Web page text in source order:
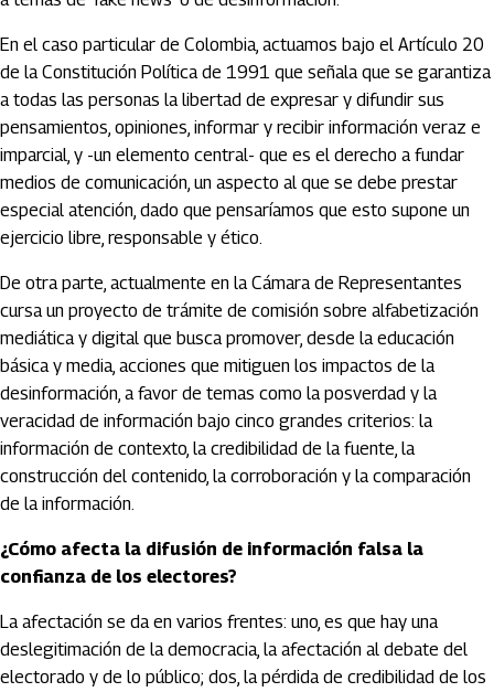
En el caso particular de Colombia, actuamos bajo el Artículo 20
de la Constitución Política de 1991 que señala que se garantiza
a todas las personas la libertad de expresar y difundir sus
pensamientos, opiniones, informar y recibir información veraz e
imparcial, y -un elemento central- que es el derecho a fundar
medios de comunicación, un aspecto al que se debe prestar
especial atención, dado que pensaríamos que esto supone un
ejercicio libre, responsable y ético.
De otra parte, actualmente en la Cámara de Representantes
cursa un proyecto de trámite de comisión sobre alfabetización
mediática y digital que busca promover, desde la educación
básica y media, acciones que mitiguen los impactos de la
desinformación, a favor de temas como la posverdad y la
veracidad de información bajo cinco grandes criterios: la
información de contexto, la credibilidad de la fuente, la
construcción del contenido, la corroboración y la comparación
de la información.
¿Cómo afecta la difusión de información falsa la
confianza de los electores?
La afectación se da en varios frentes: uno, es que hay una
deslegitimación de la democracia, la afectación al debate del
electorado y de lo público; dos, la pérdida de credibilidad de los